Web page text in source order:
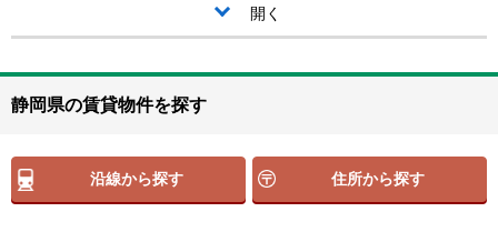
開く
静岡県の賃貸物件を探す
沿線から探す 住所から探す